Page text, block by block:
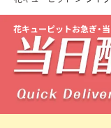
花キューピットお急ぎ・